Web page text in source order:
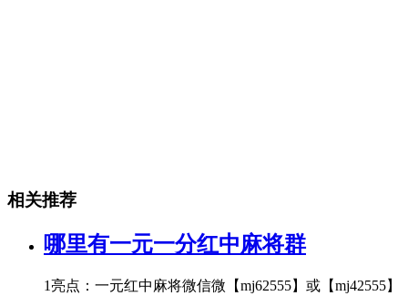
相关推荐
哪里有一元一分红中麻将群
1亮点：一元红中麻将微信微【mj62555】或【mj42555】